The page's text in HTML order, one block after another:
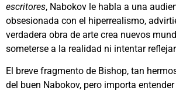
escritores, Nabokov le habla a una
obsesionada con el hiperrealismo,
verdadera obra de arte crea nuevos
someterse a la realidad ni intentar
El breve fragmento de Bishop, tan
del buen Nabokov, pero importa